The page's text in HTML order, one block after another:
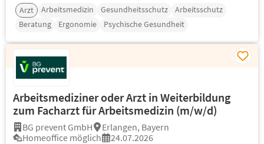
Arzt Arbeitsmedizin Gesundheitsschutz
Arbeitsschutz
Beratung
Ergonomie Psychische Gesundheit
Arbeitsmediziner oder Arzt in Weiterbildung
zum Facharzt für Arbeitsmedizin (m/w/d)
BG prevent GmbH
Erlangen, Bayern
Homeoffice möglich
24.07.2026